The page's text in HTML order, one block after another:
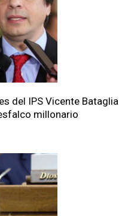
del IPS Vicente Bataglia
millonario